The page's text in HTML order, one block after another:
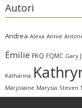
Autori
Andrea Alexa Annie
Émilie FKQ FQMC Gary
Katharina
Marjolaine Marysia Steven